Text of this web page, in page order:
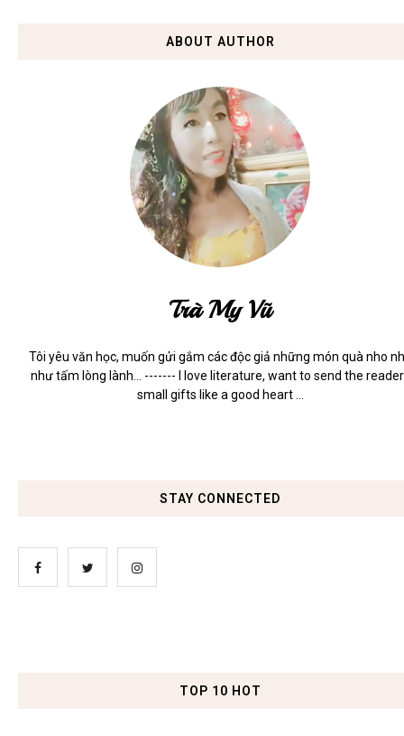
ABOUT AUTHOR
Trà My Vũ
Tôi yêu văn học, muốn gửi gắm các độc giả những món quà nho
như tấm lòng lành... ------- I love literature, want to send the
small gifts like a good heart ...
STAY CONNECTED
TOP 10 HOT